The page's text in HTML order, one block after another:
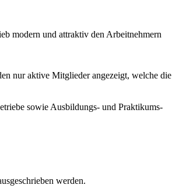
modern und attraktiv den Arbeitnehmern
nur aktive Mitglieder angezeigt, welche die
sowie Ausbildungs- und Praktikums­
werden.